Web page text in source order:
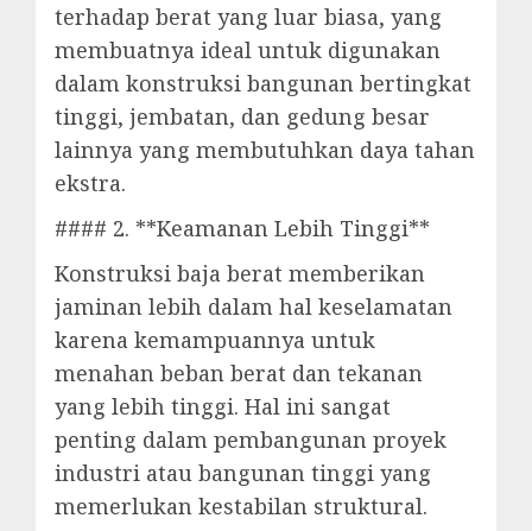
terhadap berat yang luar biasa, yang
membuatnya ideal untuk digunakan
dalam konstruksi bangunan bertingkat
tinggi, jembatan, dan gedung besar
lainnya yang membutuhkan daya tahan
ekstra.
#### 2. **Keamanan Lebih Tinggi**
Konstruksi baja berat memberikan
jaminan lebih dalam hal keselamatan
karena kemampuannya untuk
menahan beban berat dan tekanan
yang lebih tinggi. Hal ini sangat
penting dalam pembangunan proyek
industri atau bangunan tinggi yang
memerlukan kestabilan struktural.